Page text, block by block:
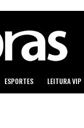
ESPORTES LEITURA VIP